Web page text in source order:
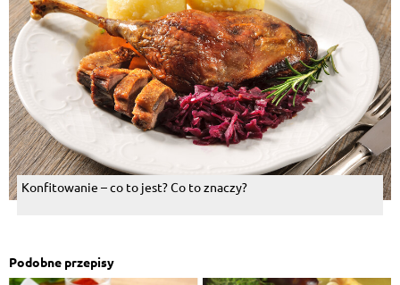
Konfitowanie – co to jest? Co to znaczy?
Podobne przepisy